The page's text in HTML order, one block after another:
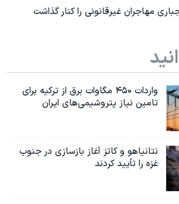
مهاجران غیرقانونی را کنار گذاشت
واردات ۴۵۰ مگاوات برق از ترکیه برای
تامین نیاز پتروشیمی‌های ایران
نتانیاهو و کاتز آغاز بازسازی در جنوب
غزه را تأیید کردند